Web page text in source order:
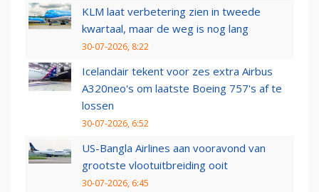
KLM laat verbetering zien in tweede
kwartaal, maar de weg is nog lang
30-07-2026, 8:22
Icelandair tekent voor zes extra Airbus
A320neo's om laatste Boeing 757's af te
lossen
30-07-2026, 6:52
US-Bangla Airlines aan vooravond van
grootste vlootuitbreiding ooit
30-07-2026, 6:45